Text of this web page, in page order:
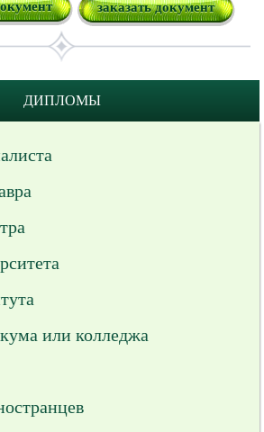
заказать документ
ДИПЛОМЫ
или колледжа